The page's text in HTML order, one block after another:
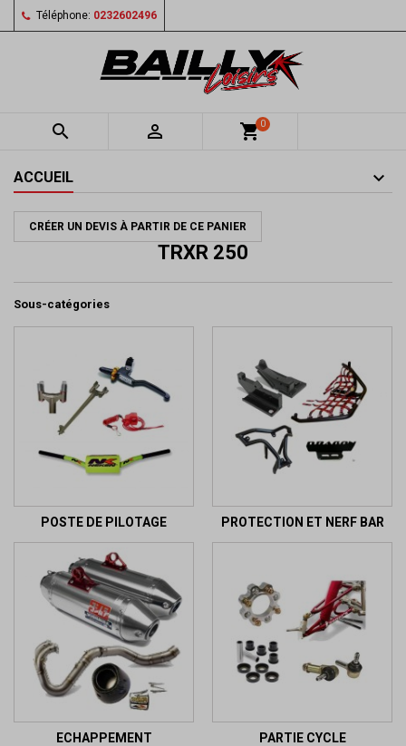
Téléphone: 0232602496
  shopping_cart0
ACCUEIL
CRÉER UN DEVIS À PARTIR DE CE PANIER
TRXR 250
Sous-catégories
POSTE DE PILOTAGE PROTECTION ET NERF BAR
ECHAPPEMENT PARTIE CYCLE